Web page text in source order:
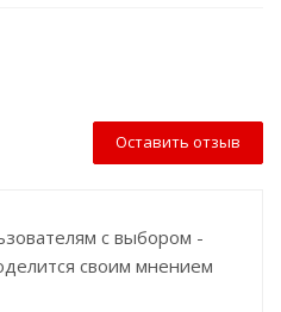
Оставить отзыв
с выбором -
своим мнением